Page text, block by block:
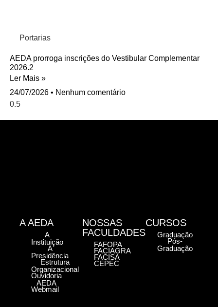
Portarias
AEDA prorroga inscrições do Vestibular Complementar
2026.2
Ler Mais »
24/07/2026
Nenhum comentário
A AEDA
A
Instituição
A
Presidência
Estrutura
Organizacional
Ouvidoria
AEDA
Webmail
NOSSAS
FACULDADES
FAFOPA
FACIAGRA
FACISA
CEPEC
CURSOS
Graduação
Pós-
Graduação